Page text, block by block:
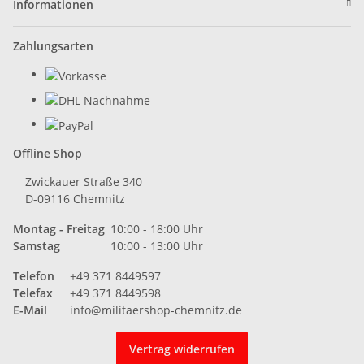
Informationen
Zahlungsarten
Offline Shop
Zwickauer Straße 340
D-09116 Chemnitz
Montag - Freitag 10:00 - 18:00 Uhr
Samstag
10:00 - 13:00 Uhr
Telefon
+49 371 8449597
Telefax
+49 371 8449598
E-Mail
info@militaershop-chemnitz.de
Vertrag widerrufen